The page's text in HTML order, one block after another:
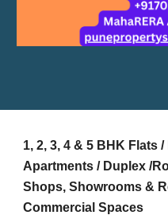
1, 2, 3, 4 & 5 BHK Flats
Apartments / Duplex /
Shops, Showrooms &
Commercial Spaces